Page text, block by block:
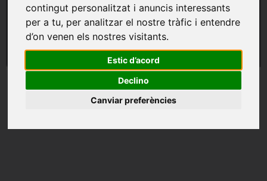
contingut personalitzat i anuncis interessants
per a tu, per analitzar el nostre tràfic i entendre
d’on venen els nostres visitants.
Estic d’acord
Declino
Canviar preferències